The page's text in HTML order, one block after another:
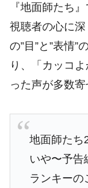
『地面師たち
視聴者の心に
の”目”と”表情
り、「カッコ
った声が多数寄
地面師たち
いや〜予告
ランキーの